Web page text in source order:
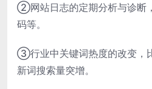
②网站日志的定期分析与诊断
码等。
③行业中关键词热度的改变，
新词搜索量突增。